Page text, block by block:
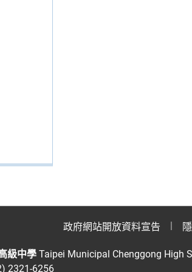
政府網站開放資料宣告
級中學Taipei Municipal Chenggong High
6256